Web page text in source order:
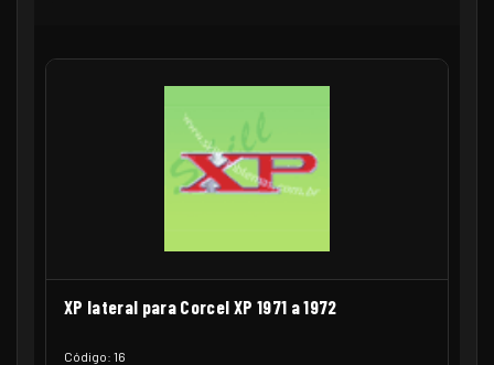
XP lateral para Corcel XP 1971 a 1972
Código: 16